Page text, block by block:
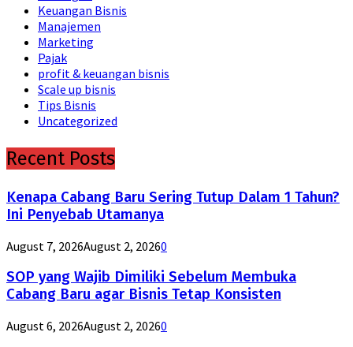
Keuangan Bisnis
Manajemen
Marketing
Pajak
profit & keuangan bisnis
Scale up bisnis
Tips Bisnis
Uncategorized
Recent Posts
Kenapa Cabang Baru Sering Tutup Dalam 1 Tahun?
Ini Penyebab Utamanya
August 7, 2026August 2, 20260
SOP yang Wajib Dimiliki Sebelum Membuka
Cabang Baru agar Bisnis Tetap Konsisten
August 6, 2026August 2, 20260